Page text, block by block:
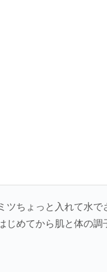
ちょっと入れて水で
じめてから肌と体の調